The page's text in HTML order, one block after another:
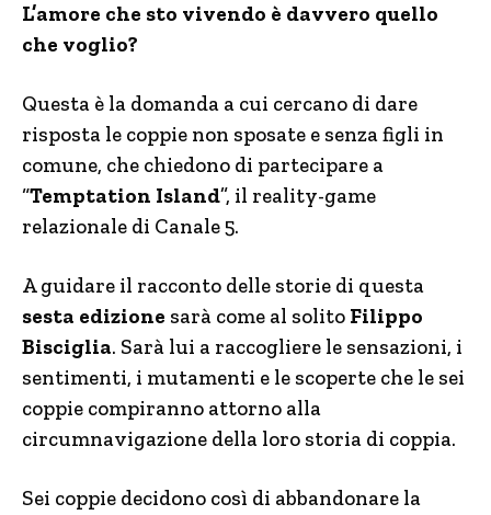
L’amore che sto vivendo è davvero quello
che voglio?
Questa è la domanda a cui cercano di dare
risposta le coppie non sposate e senza figli in
comune, che chiedono di partecipare a
“Temptation Island”, il reality-game
relazionale di Canale 5.
A guidare il racconto delle storie di questa
sesta edizione sarà come al solito Filippo
Bisciglia. Sarà lui a raccogliere le sensazioni, i
sentimenti, i mutamenti e le scoperte che le sei
coppie compiranno attorno alla
circumnavigazione della loro storia di coppia.
Sei coppie decidono così di abbandonare la